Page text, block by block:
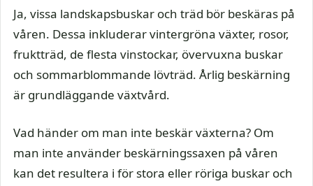
Ja, vissa landskapsbuskar och träd bör beskäras på
våren. Dessa inkluderar vintergröna växter, rosor,
fruktträd, de flesta vinstockar, övervuxna buskar
och sommarblommande lövträd. Årlig beskärning
är grundläggande växtvård.
Vad händer om man inte beskär växterna? Om
man inte använder beskärningssaxen på våren
kan det resultera i för stora eller röriga buskar och